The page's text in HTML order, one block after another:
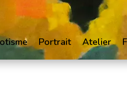
Portrait Atelier